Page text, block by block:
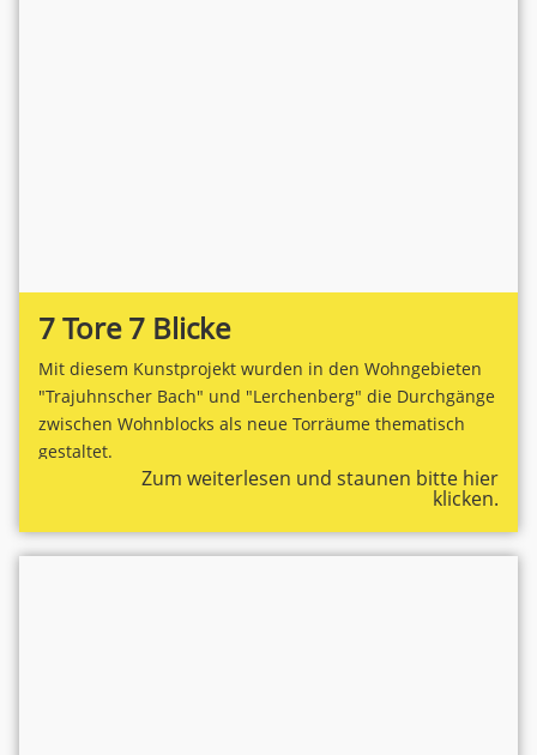
7 Tore 7 Blicke
Mit diesem Kunstprojekt wurden in den Wohngebieten
"Trajuhnscher Bach" und "Lerchenberg" die Durchgänge
zwischen Wohnblocks als neue Torräume thematisch
gestaltet.
Zum weiterlesen und staunen bitte hier
klicken.